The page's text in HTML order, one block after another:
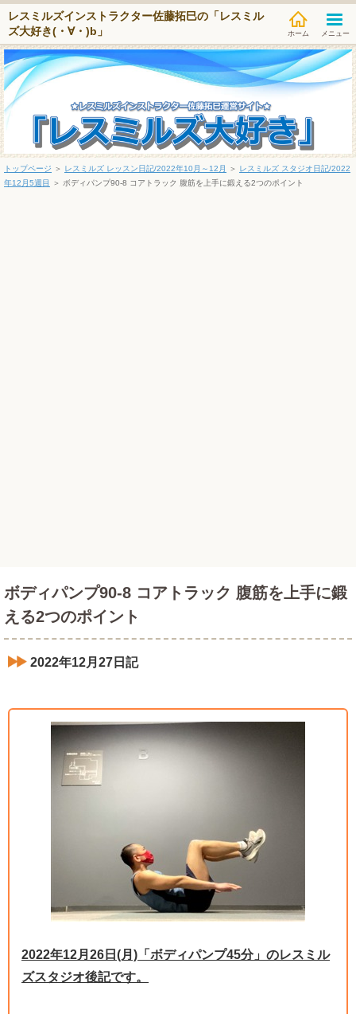
レスミルズインストラクター佐藤拓巳の「レスミル
ズ大好き(・∀・)b」
メニュー
トップページ ＞ レスミルズ レッスン日記/2022年10月～12月 ＞
レスミルズ スタジオ日記/2022
年12月5週目
＞ ボディパンプ90-8 コアトラック 腹筋を上手に鍛える2つのポイント
ボディパンプ90-8 コアトラック 腹筋を上手に鍛
える2つのポイント
2022年12月27日記
2022年12月26日(月)「ボディパンプ45分」のレスミル
ズスタジオ後記です。